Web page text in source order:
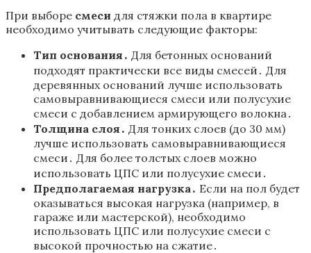
При выборе смеси для стяжки пола в квартире
необходимо учитывать следующие факторы:
Тип основания․ Для бетонных оснований
подходят практически все виды смесей․ Для
деревянных оснований лучше использовать
самовыравнивающиеся смеси или полусухие
смеси с добавлением армирующего волокна․
Толщина слоя․ Для тонких слоев (до 30 мм)
лучше использовать самовыравнивающиеся
смеси․ Для более толстых слоев можно
использовать ЦПС или полусухие смеси․
Предполагаемая нагрузка․ Если на пол будет
оказываться высокая нагрузка (например, в
гараже или мастерской), необходимо
использовать ЦПС или полусухие смеси с
высокой прочностью на сжатие․